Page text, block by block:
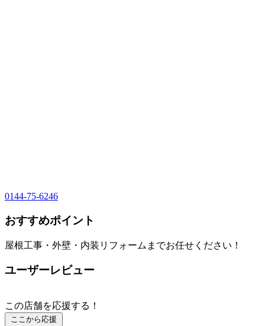
0144-75-6246
おすすめポイント
屋根工事・外壁・内装リフォームまでお任せください！
ユーザーレビュー
この店舗を応援する！
ここから応援